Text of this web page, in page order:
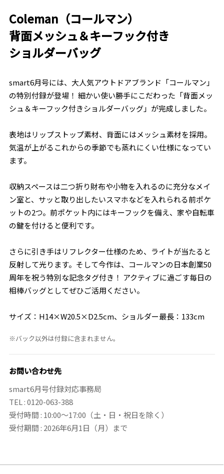
Coleman（コールマン）
背面メッシュ＆キーフック付き
ショルダーバッグ
smart6月号には、大人気アウトドアブランド「コールマン」
の特別付録が登場！ 細かい使い勝手にこだわった「背面メッ
シュ＆キーフック付きショルダーバッグ」が完成しました。
表地はリップストップ素材、背面にはメッシュ素材を採用。
気温が上がるこれからの季節でも蒸れにくい仕様になってい
ます。
収納スペースは二つ折り財布や小物を入れるのに充分なメイ
ン室と、サッと取り出したいスマホなどを入れられる前ポケ
ットの2つ。前ポケット内にはキーフックを備え、家や自転車
の鍵を付けると便利です。
さらに引き手はリフレクター仕様のため、ライトが当たると
反射して光ります。そして今作は、コールマンの日本創業50
周年を祝う特別な記念タグ付き！ アクティブに過ごす毎日の
相棒バッグとしてぜひご活用ください。
サイズ：H14×W20.5×D2.5cm、ショルダー最長：133cm
※バック以外は付録に含まれません。
お問い合わせ先
smart6月号付録対応事務局
TEL : 0120-063-388
受付時間 : 10:00～17:00（土・日・祝日を除く）
受付期間 : 2026年6月1日（月）まで